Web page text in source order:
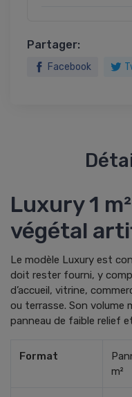
Partager:
Facebook
Luxury 1
végétal
Le modèle Luxury est
doit rester fourni, y
d’accueil, vitrine,
ou terrasse. Son volume
panneau de faible relief
Format
m²